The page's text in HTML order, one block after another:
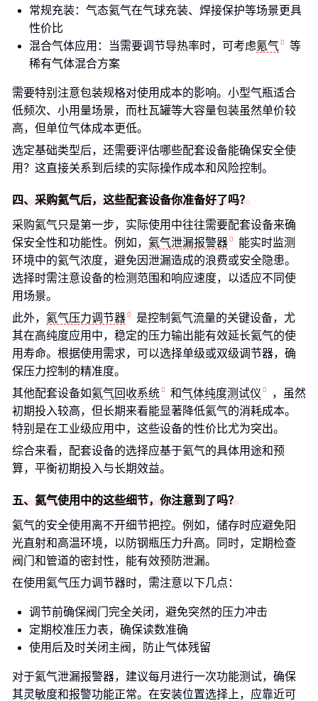
常规充装：气态氦气在气球充装、焊接保护等场景更具
性价比
混合气体应用：当需要调节导热率时，可考虑氪气
等
稀有气体混合方案
需要特别注意包装规格对使用成本的影响。小型气瓶适合
低频次、小用量场景，而杜瓦罐等大容量包装虽然单价较
高，但单位气体成本更低。
选定基础类型后，还需要评估哪些配套设备能确保安全使
用？这直接关系到后续的实际操作成本和风险控制。
四、采购氦气后，这些配套设备你准备好了吗？
采购氦气只是第一步，实际使用中往往需要配套设备来确
保安全性和功能性。例如， 氦气泄漏报警器
能实时监测
环境中的氦气浓度，避免因泄漏造成的浪费或安全隐患。
选择时需注意设备的检测范围和响应速度，以适应不同使
用场景。
此外， 氦气压力调节器
是控制氦气流量的关键设备，尤
其在高纯度应用中，稳定的压力输出能有效延长氦气的使
用寿命。根据使用需求，可以选择单级或双级调节器，确
保压力控制的精准度。
其他配套设备如氦气回收系统 和气体纯度测试仪
，虽然
初期投入较高，但长期来看能显著降低氦气的消耗成本。
特别是在工业级应用中，这些设备的性价比尤为突出。
综合来看，配套设备的选择应基于氦气的具体用途和预
算，平衡初期投入与长期效益。
五、氦气使用中的这些细节，你注意到了吗？
氦气的安全使用离不开细节把控。例如，储存时应避免阳
光直射和高温环境，以防钢瓶压力升高。同时，定期检查
阀门和管道的密封性，能有效预防泄漏。
在使用氦气压力调节器时，需注意以下几点：
调节前确保阀门完全关闭，避免突然的压力冲击
定期校准压力表，确保读数准确
使用后及时关闭主阀，防止气体残留
对于氦气泄漏报警器，建议每月进行一次功能测试，确保
其灵敏度和报警功能正常。在安装位置选择上，应靠近可